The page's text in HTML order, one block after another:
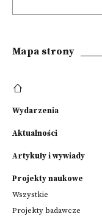
Mapa strony
Wydarzenia
Aktualności
Artykuły i wywiady
Projekty naukowe
Wszystkie
Projekty badawcze